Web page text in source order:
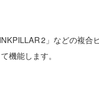
2」などの複
機能します。